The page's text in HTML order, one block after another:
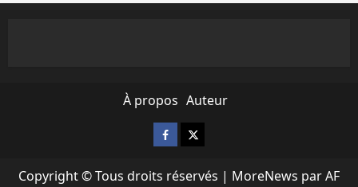
À propos Auteur
Facebook
X
Copyright © Tous droits réservés | MoreNews par AF